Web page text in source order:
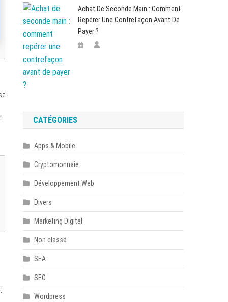
Achat De Seconde Main : Comment
Repérer Une Contrefaçon Avant De
Payer ?
CATÉGORIES
Apps & Mobile
Cryptomonnaie
Développement Web
Divers
Marketing Digital
Non classé
SEA
SEO
Wordpress